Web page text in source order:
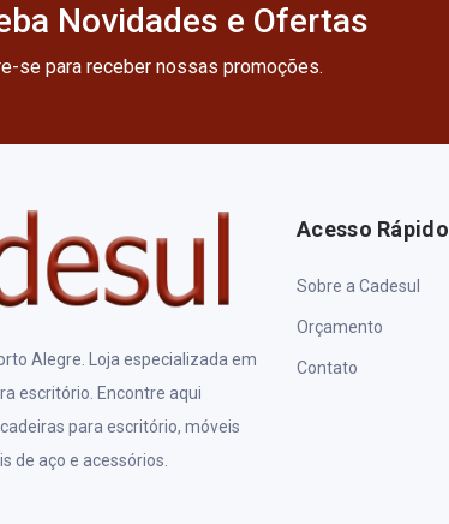
Novidades e Ofertas
se para receber nossas promoções.
Alegre. Loja especializada em
escritório. Encontre aqui
para escritório, móveis
de aço e acessórios.
Acesso Rápido
Sobre a Cadesul
Orçamento
Contato